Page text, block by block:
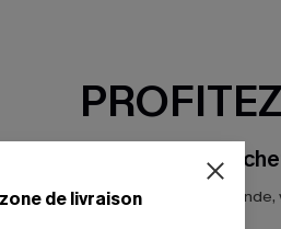
de livraison
-15% dès 2
*Un code par